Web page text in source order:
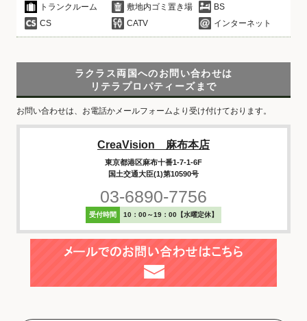
トランクルーム 敷地内ゴミ置き場
BS
CS
CATV インターネット
ラクラス両国へのお問い合わせは
リテラプロパティーズまで
お問い合わせは、お電話かメールフォームより受け付けております。
CreaVision 麻布本店
東京都港区麻布十番1-7-1-6F
国土交通大臣(1)第10590号
03-6890-7756
受付時間 10：00～19：00【水曜定休】